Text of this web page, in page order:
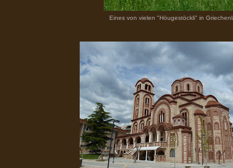
Eines von vielen "Höugestöckli" in